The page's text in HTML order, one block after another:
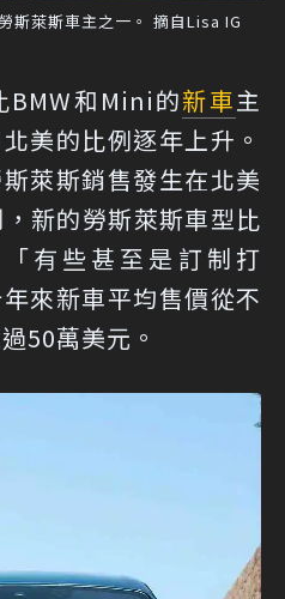
斯萊斯車主之一。 摘自Lisa IG
BMW和Mini的新車主
美的比例逐年上升。
萊斯銷售發生在北美
新的勞斯萊斯車型比
有些甚至是訂制打
來新車平均售價從不
50萬美元。